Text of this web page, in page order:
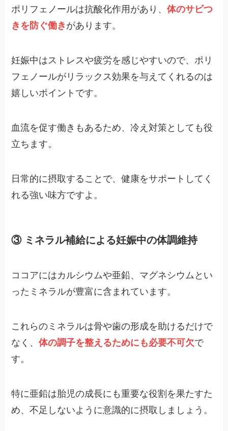
ポリフェノールは抗酸化作用があり、体のサビつ
きを防ぐ働き があります​。
妊娠中はストレスや疲労を感じやすいので、ポリ
フェノールがリラックス効果を与えてくれるのは
嬉しいポイントです。
血流を促す働きもあるため、冷え対策としても役
立ちます。
日常的に摂取することで、健康をサポートしてく
れる強い味方ですよ。
③ ミネラル補給による妊娠中の体調維持
ココアにはカルシウムや亜鉛、マグネシウムとい
ったミネラルが豊富に含まれています​。
これらのミネラルは骨や歯の形成を助けるだけで
なく、体の調子を整えるためにも必要不可欠で
す。
特に亜鉛は胎児の成長にも重要な役割を果たすた
め、不足しないように意識的に摂取しましょう。